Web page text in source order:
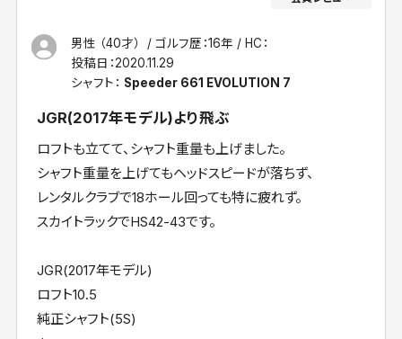
男性 （40才） ゴルフ歴：16年
HC：
投稿日：2020.11.29
シャフト： Speeder 661 EVOLUTION 7
JGR(2017年モデル)より飛ぶ
ロフトも立てて、シャフト重量も上げました。
シャフト重量を上げてもヘッドスピードが落ちず、
レンタルクラブで18ホール回っても特に疲れず。
スカイトラックでHS42-43です。
JGR(2017年モデル)
ロフト10.5
純正シャフト(5S)